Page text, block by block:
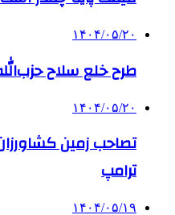
۱۴۰۴/۰۵/۲۰
طرح خلع سلاح
۱۴۰۴/۰۵/۲۰
تصاحب زمین
ترامپ
۱۴۰۴/۰۵/۱۹